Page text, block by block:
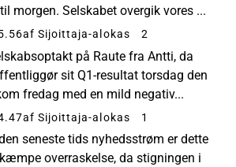
morgen. Selskabet overgik vores ...
af Sijoittaja-alokas 2
på Raute fra Antti, da
sit Q1-resultat torsdag den
fredag med en mild negativ...
af Sijoittaja-alokas 1
seneste tids nyhedsstrøm er dette
overraskelse, da stigningen i